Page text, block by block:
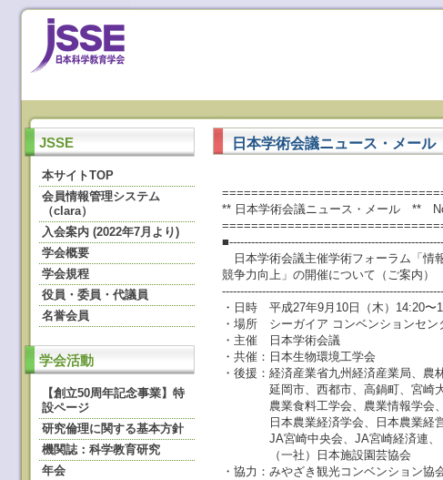
JSSE
本サイトTOP
会員情報管理システム
（clara）
入会案内 (2022年7月より)
学会概要
学会規程
役員・委員・代議員
名誉会員
学会活動
【創立50周年記念事業】特
設ページ
研究倫理に関する基本方針
機関誌：科学教育研究
年会
日本学術会議ニュース・メー
** 日本学術会議ニュース・メール **
日本学術会議主催学術フォーラム「情
競争力向上」の開催について（ご案内）
・日時 平成27年9月10日（木）14:20〜
・場所 シーガイア コンベンションセ
・主催 日本学術会議
・共催：日本生物環境工学会
・後援：経済産業省九州経済産業局、農
延岡市、西都市、高鍋町、宮崎大学
農業食料工学会、農業情報学会、農
日本農業経済学会、日本農業経営
JA宮崎中央会、JA宮崎経済連、（
（一社）日本施設園芸協会
・協力：みやざき観光コンベンション協